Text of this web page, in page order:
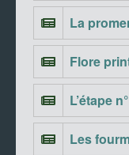
La
Flore
L’étape
Les